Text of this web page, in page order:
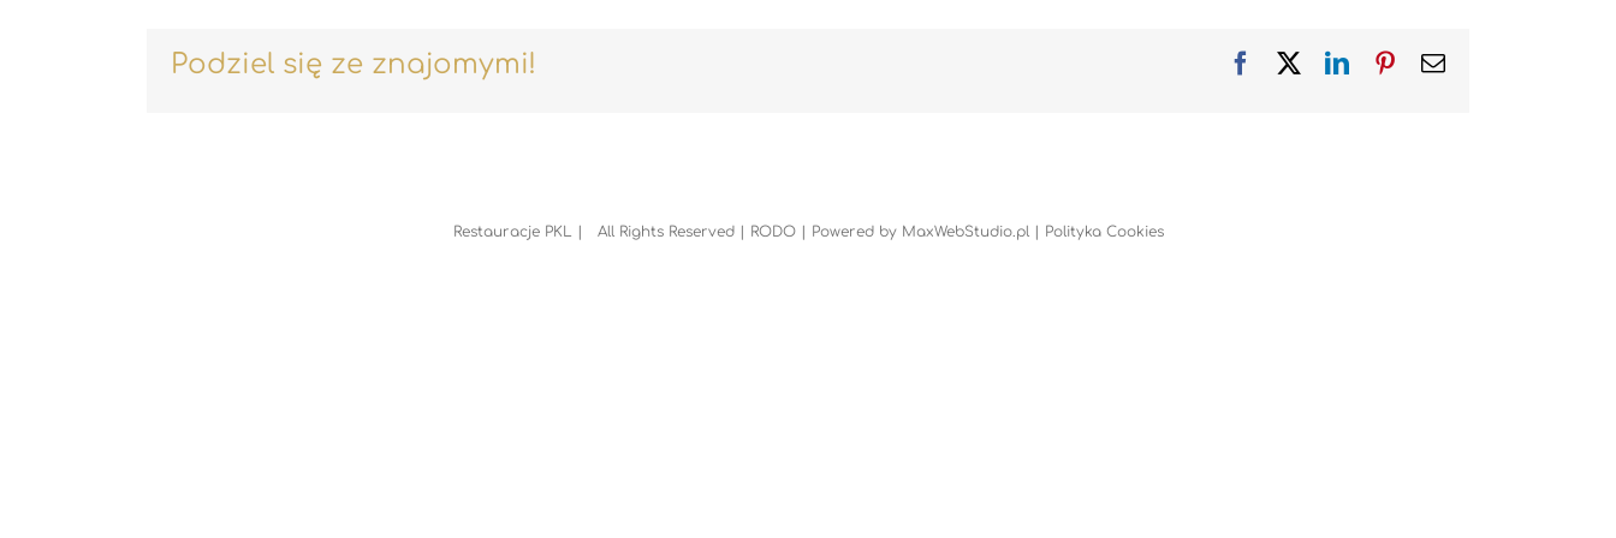
Podziel się ze znajomymi! FacebookLinkedInPinterest
Email
Restauracje PKL | All Rights Reserved | RODO| Powered by MaxWebStudio.pl | Polityka Cookies